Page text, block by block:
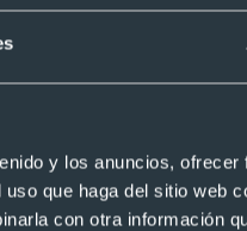
y los anuncios,
que haga del sitio web
con otra información
este producto?
4 bolsillos arctic